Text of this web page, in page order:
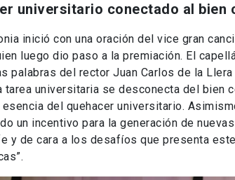
universitario conectado al bien
inició con una oración del vice gran
luego dio paso a la premiación. El
palabras del rector Juan Carlos de la
tarea universitaria se desconecta del bien
esencia del quehacer universitario.
un incentivo para la generación de
y de cara a los desafíos que presenta